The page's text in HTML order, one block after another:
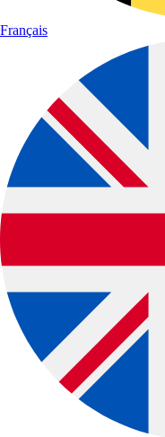
Français